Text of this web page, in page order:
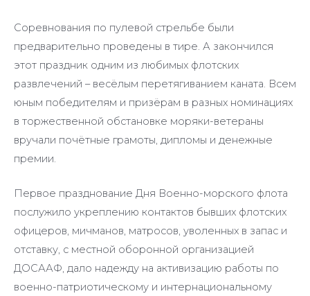
Соревнования по пулевой стрельбе были
предварительно проведены в тире. А закончился
этот праздник одним из любимых флотских
развлечений – весёлым перетягиванием каната. Всем
юным победителям и призёрам в разных номинациях
в торжественной обстановке моряки-ветераны
вручали почётные грамоты, дипломы и денежные
премии.
Первое празднование Дня Военно-морского флота
послужило укреплению контактов бывших флотских
офицеров, мичманов, матросов, уволенных в запас и
отставку, с местной оборонной организацией
ДОСААФ, дало надежду на активизацию работы по
военно-патриотическому и интернациональному